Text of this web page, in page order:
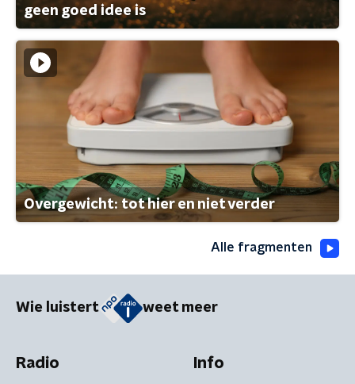
geen goed idee is
Overgewicht: tot hier en niet verder
Alle fragmenten
Wie luistert weet meer
Radio Info